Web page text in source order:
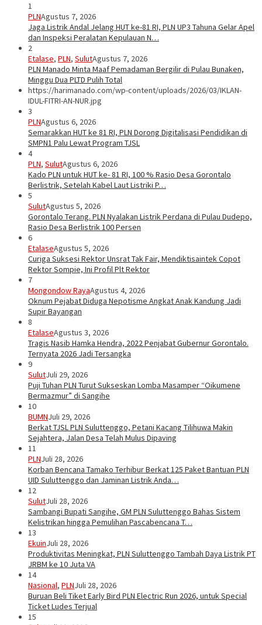
1
PLNAgustus 7, 2026
Jaga Listrik Andal Jelang HUT ke-81 RI, PLN UP3 Tahuna Gelar Apel
dan Inspeksi Peralatan Kepulauan N…
2
Etalase, PLN, SulutAgustus 7, 2026
PLN Manado Minta Maaf Pemadaman Bergilir di Pulau Bunaken,
Minggu Dua PLTD Pulih Total
https://harimanado.com/wp-content/uploads/2026/03/IKLAN-
IDUL-FITRI-AN-NUR.jpg
3
PLNAgustus 6, 2026
Semarakkan HUT ke 81 RI, PLN Dorong Digitalisasi Pendidikan di
SMPN1 Palu Lewat Program TJSL
4
PLN, SulutAgustus 6, 2026
Kado PLN untuk HUT ke- 81 RI, 100 % Rasio Desa Gorontalo
Berlistrik, Setelah Kabel Laut Listriki P…
5
SulutAgustus 5, 2026
Gorontalo Terang. PLN Nyalakan Listrik Perdana di Pulau Dudepo,
Rasio Desa Berlistrik 100 Persen
6
EtalaseAgustus 5, 2026
Curiga Suksesi Rektor Unsrat Tak Fair, Mendiktisaintek Copot
Rektor Sompie, Ini Profil Plt Rektor
7
Mongondow RayaAgustus 4, 2026
Oknum Pejabat Diduga Nepotisme Angkat Anak Kandung Jadi
Supir Bayangan
8
EtalaseAgustus 3, 2026
Tragis Nasib Hamka Hendra, 2022 Penjabat Gubernur Gorontalo.
Ternyata 2026 Jadi Tersangka
9
SulutJuli 29, 2026
Puji Tuhan PLN Turut Sukseskan Lomba Masamper “Oikumene
Bermazmur” di Sangihe
10
BUMNJuli 29, 2026
Berkat TJSL PLN Suluttenggo, Petani Kacang Tilihuwa Makin
Sejahtera, Jalan Desa Telah Mulus Dipaving
11
PLNJuli 28, 2026
Korban Bencana Tamako Terhibur Berkat 125 Paket Bantuan PLN
UID Suluttenggo dan Jaminan Listrik Anda…
12
SulutJuli 28, 2026
Sambangi Bupati Sangihe, GM PLN Suluttenggo Bahas Sistem
Kelistrikan hingga Pemulihan Pascabencana T…
13
EkuinJuli 28, 2026
Produktivitas Meningkat, PLN Suluttenggo Tambah Daya Listrik PT
JRBM ke 10 Juta VA
14
Nasional, PLNJuli 28, 2026
Buruan Beli Tiket Early Bird PLN Electric Run 2026, untuk Special
Ticket Ludes Terjual
15